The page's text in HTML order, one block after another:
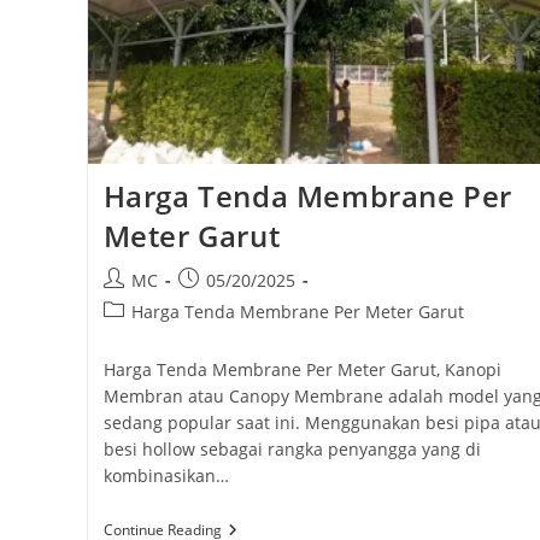
Harga Tenda Membrane Per
Meter Garut
Post
author:
MC
Post
published:
05/20/2025
PostHarga Tenda Membrane Per Meter Garut
Harga Tenda Membrane Per Meter Garut, Kanopi
Membran atau Canopy Membrane adalah model
sedang popular saat ini. Menggunakan besi pipa atau
besi hollow sebagai rangka penyangga yang di
kombinasikan…
Continue ReadingHarga